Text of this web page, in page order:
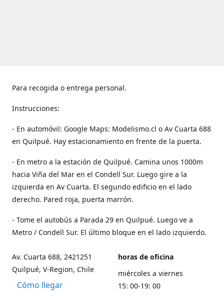
Para recogida o entrega personal.
Instrucciones:
- En automóvil: Google Maps: Modelismo.cl o Av Cuarta 688
en Quilpué. Hay estacionamiento en frente de la puerta.
- En metro a la estación de Quilpué. Camina unos 1000m
hacia Viña del Mar en el Condell Sur. Luego gire a la
izquierda en Av Cuarta. El segundo edificio en el lado
derecho. Pared roja, puerta marrón.
- Tome el autobús a Parada 29 en Quilpué. Luego ve a
Metro / Condell Sur. El último bloque en el lado izquierdo.
Av. Cuarta 688, 2421251
Quilpué, V-Region, Chile
Cómo llegar
horas de oficina
miércoles a viernes
15: 00-19: 00